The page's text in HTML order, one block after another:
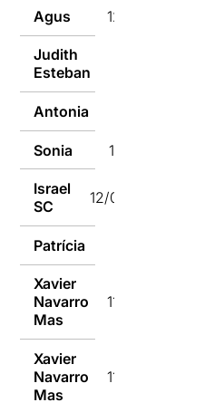
Agus 12/02/2017
Judith
Esteban
Antonia
Sonia 12/02/2017
Israel
SC
12/02/2017
Patrícia
Xavier
Navarro
Mas
11/02/2017
Xavier
Navarro
Mas
11/02/2017